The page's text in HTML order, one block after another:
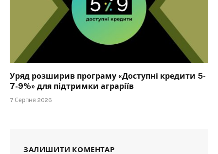
Уряд розширив програму «Доступні кредити 5-
7-9%» для підтримки аграріїв
7 Серпня 2026
ЗАЛИШИТИ КОМЕНТАР